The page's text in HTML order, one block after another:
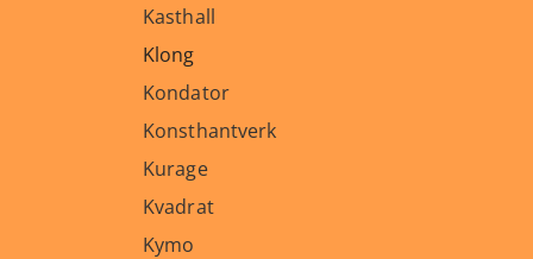
Kasthall
Klong
Kondator
Konsthantverk
Kurage
Kvadrat
Kymo